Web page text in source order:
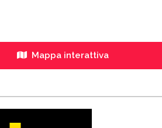
Mappa interattiva